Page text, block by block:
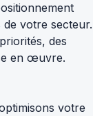
votre secteur.
des
en œuvre.
votre